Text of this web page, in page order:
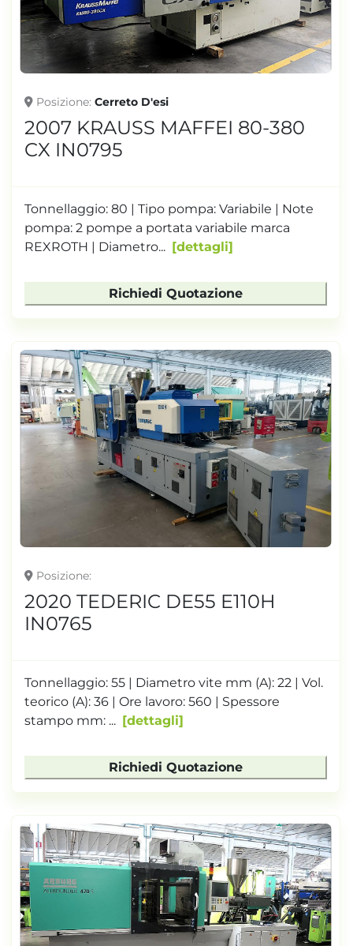
Posizione Cerreto D'esi
2007 KRAUSS MAFFEI 80-380
CX IN0795
Tonnellaggio: 80 | Tipo pompa: Variabile | Note
pompa: 2 pompe a portata variabile marca
REXROTH | Diametro...
dettagli
Richiedi Quotazione
Posizione
2020 TEDERIC DE55 E110H
IN0765
Tonnellaggio: 55 | Diametro vite mm (A): 22 | Vol.
teorico (A): 36 | Ore lavoro: 560 | Spessore
stampo mm: ...
dettagli
Richiedi Quotazione